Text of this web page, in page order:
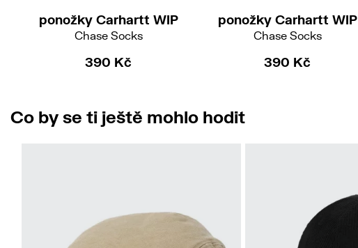
ponožky Carhartt WIP
Chase Socks
390 Kč
ponožky Carhartt WIP
Chase Socks
390 Kč
Co by se ti ještě mohlo hodit